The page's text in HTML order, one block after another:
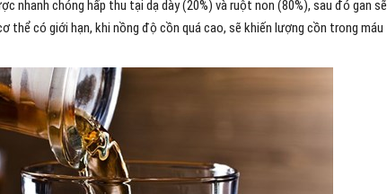
nhanh chóng hấp thu tại dạ dày (20%) và ruột non (80%), sau đó gan sẽ
thể có giới hạn, khi nồng độ cồn quá cao, sẽ khiến lượng cồn trong máu